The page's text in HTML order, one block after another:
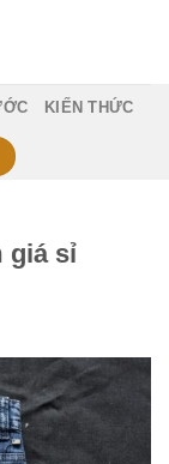
KIẾN THỨC
giá sỉ